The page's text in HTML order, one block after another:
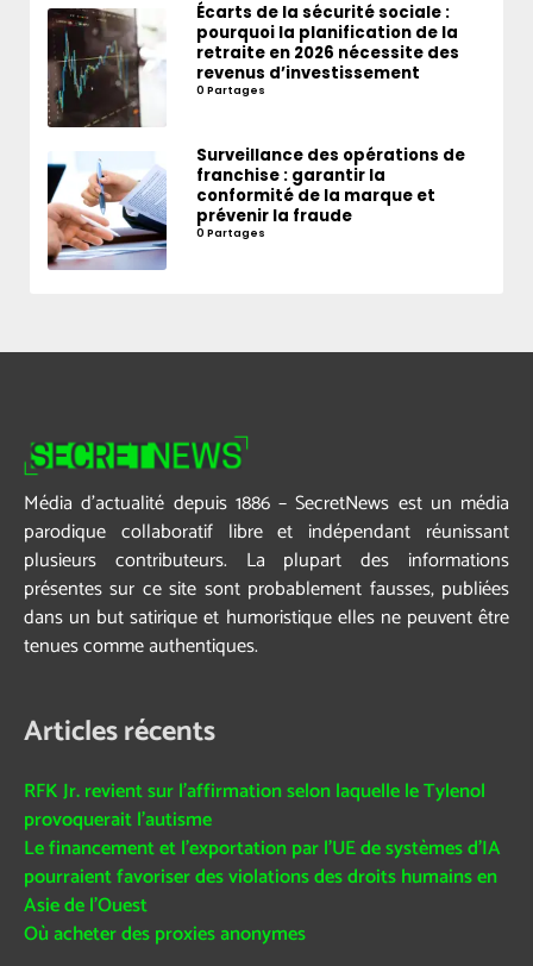
Écarts de la sécurité sociale :
pourquoi la planification de la
retraite en 2026 nécessite des
revenus d’investissement
0 Partages
Surveillance des opérations de
franchise : garantir la
conformité de la marque et
prévenir la fraude
0 Partages
Média d’actualité depuis 1886 – SecretNews est un média
parodique collaboratif libre et indépendant réunissant
plusieurs contributeurs. La plupart des informations
présentes sur ce site sont probablement fausses, publiées
dans un but satirique et humoristique elles ne peuvent être
tenues comme authentiques.
Articles récents
RFK Jr. revient sur l’affirmation selon laquelle le Tylenol
provoquerait l’autisme
Le financement et l’exportation par l’UE de systèmes d’IA
pourraient favoriser des violations des droits humains en
Asie de l’Ouest
Où acheter des proxies anonymes